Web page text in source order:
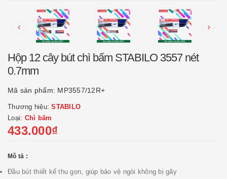
Hộp 12 cây bút chì bấm STABILO 3557 nét
0.7mm
Mã sản phẩm: MP3557/12R+
Thương hiệu:STABILO
Loại: Chì bấm
433.000₫
Mô tả :
Đầu bút thiết kế thu gọn, giúp bảo vệ ngòi không bị gãy